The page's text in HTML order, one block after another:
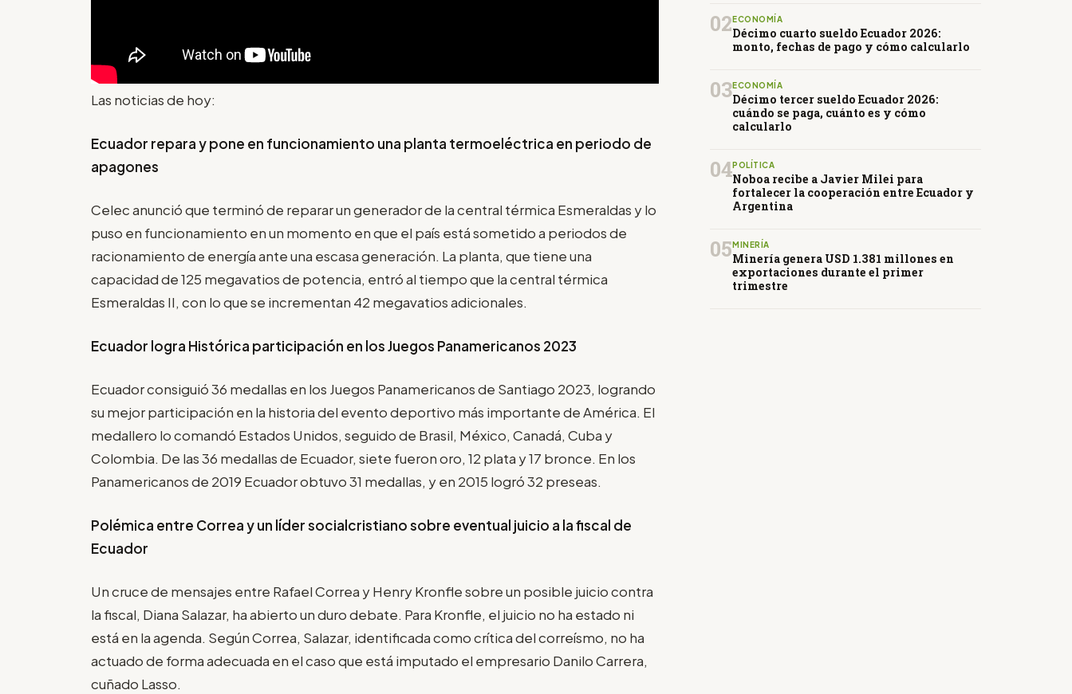
Las noticias de hoy:
Ecuador repara y pone en funcionamiento una planta termoeléctrica en periodo de
apagones
Celec anunció que terminó de reparar un generador de la central térmica Esmeraldas y lo
puso en funcionamiento en un momento en que el país está sometido a periodos de
racionamiento de energía ante una escasa generación. La planta, que tiene una
capacidad de 125 megavatios de potencia, entró al tiempo que la central térmica
Esmeraldas II, con lo que se incrementan 42 megavatios adicionales.
Ecuador logra Histórica participación en los Juegos Panamericanos 2023
Ecuador consiguió 36 medallas en los Juegos Panamericanos de Santiago 2023, logrando
su mejor participación en la historia del evento deportivo más importante de América. El
medallero lo comandó Estados Unidos, seguido de Brasil, México, Canadá, Cuba y
Colombia. De las 36 medallas de Ecuador, siete fueron oro, 12 plata y 17 bronce. En los
Panamericanos de 2019 Ecuador obtuvo 31 medallas, y en 2015 logró 32 preseas.
Polémica entre Correa y un líder socialcristiano sobre eventual juicio a la fiscal de
Ecuador
Un cruce de mensajes entre Rafael Correa y Henry Kronfle sobre un posible juicio contra
la fiscal, Diana Salazar, ha abierto un duro debate. Para Kronfle, el juicio no ha estado ni
está en la agenda. Según Correa, Salazar, identificada como crítica del correísmo, no ha
actuado de forma adecuada en el caso que está imputado el empresario Danilo Carrera,
cuñado Lasso.
02 ECONOMÍA
Décimo cuarto sueldo Ecuador 2026:
monto, fechas de pago y cómo calcularlo
03ECONOMÍA
Décimo tercer sueldo Ecuador 2026:
cuándo se paga, cuánto es y cómo
calcularlo
04POLÍTICA
Noboa recibe a Javier Milei para
fortalecer la cooperación entre Ecuador y
Argentina
05 MINERÍA
Minería genera USD 1.381 millones en
exportaciones durante el primer
trimestre